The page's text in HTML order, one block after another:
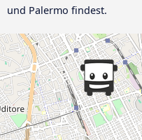
und Palermo findest.